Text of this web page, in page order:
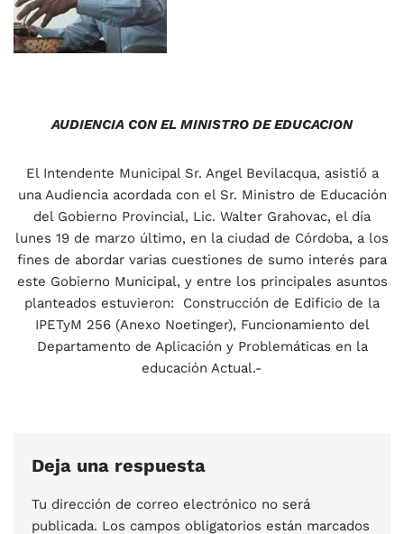
AUDIENCIA CON EL MINISTRO DE EDUCACION
El Intendente Municipal Sr. Angel Bevilacqua, asistió a
una Audiencia acordada con el Sr. Ministro de Educación
del Gobierno Provincial, Lic. Walter Grahovac, el día
lunes 19 de marzo último, en la ciudad de Córdoba, a los
fines de abordar varias cuestiones de sumo interés para
este Gobierno Municipal, y entre los principales asuntos
planteados estuvieron: Construcción de Edificio de la
IPETyM 256 (Anexo Noetinger), Funcionamiento del
Departamento de Aplicación y Problemáticas en la
educación Actual.-
Deja una respuesta
Tu dirección de correo electrónico no será
publicada. Los campos obligatorios están marcados